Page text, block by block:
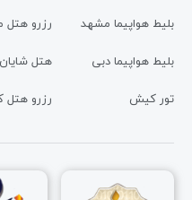
بلیط هواپیما مشهد
بلیط هواپیما دبی
تور کیش
رزرو
هتل
رزرو